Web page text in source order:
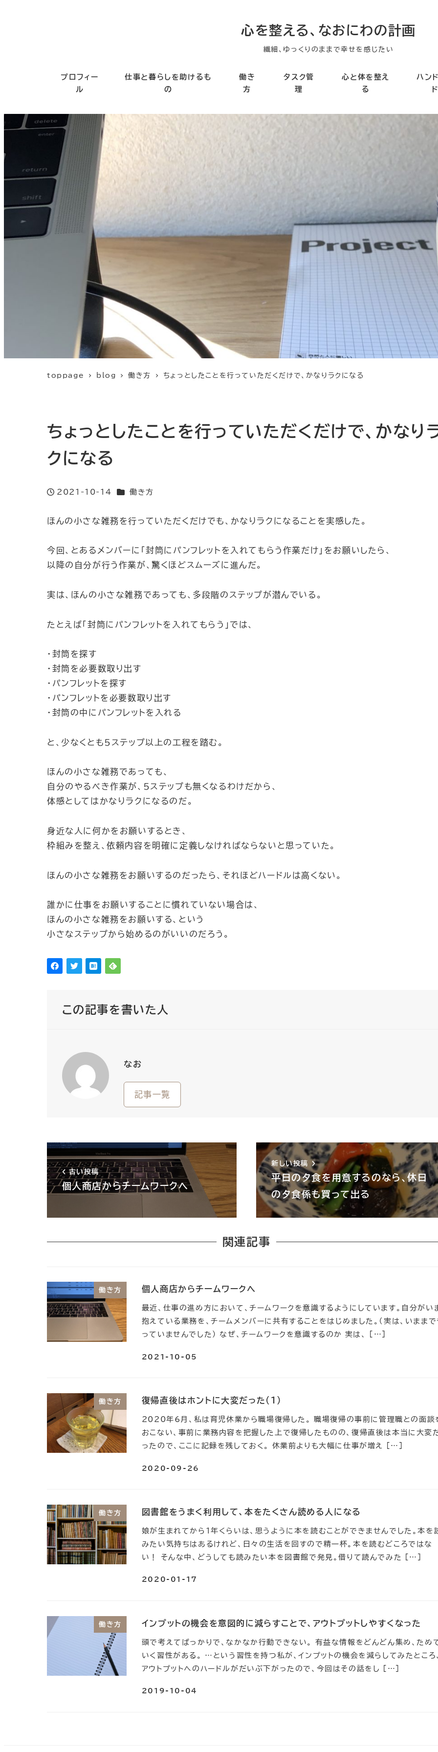
心を整える、なおにわの計画
繊細、ゆっくりのままで幸せを感じたい
プロフィー
ル
仕事と暮らしを助けるも
の
働き
方
タスク管
理
心と体を整え
る
ハン
toppage blog 働き方 ちょっとしたことを行っていただくだけで、かなりラクになる
ちょっとしたことを行っていただくだけで、かなり
クになる
投稿日
2021-10-14 カテゴリー
働き方
ほんの小さな雑務を行っていただくだけでも、かなりラクになることを実感した。
今回、とあるメンバーに「封筒にパンフレットを入れてもらう作業だけ」をお願いしたら、
以降の自分が行う作業が、驚くほどスムーズに進んだ。
実は、ほんの小さな雑務であっても、多段階のステップが潜んでいる。
たとえば「封筒にパンフレットを入れてもらう」では、
・封筒を探す
・封筒を必要数取り出す
・パンフレットを探す
・パンフレットを必要数取り出す
・封筒の中にパンフレットを入れる
と、少なくとも5ステップ以上の工程を踏む。
ほんの小さな雑務であっても、
自分のやるべき作業が、5ステップも無くなるわけだから、
体感としてはかなりラクになるのだ。
身近な人に何かをお願いするとき、
枠組みを整え、依頼内容を明確に定義しなければならないと思っていた。
ほんの小さな雑務をお願いするのだったら、それほどハードルは高くない。
誰かに仕事をお願いすることに慣れていない場合は、
ほんの小さな雑務をお願いする、という
小さなステップから始めるのがいいのだろう。
この記事を書いた人
なお
記事一覧
古い投稿
個人商店からチームワークへ
新しい投稿
平日の夕食を用意するのなら、休日
の夕食係も買って出る
関連記事
働き方 個人商店からチームワークへ
最近、仕事の進め方において、チームワークを意識するようにしています。自分がい
抱えている業務を、チームメンバーに共有することをはじめました。（実は、いまま
っていませんでした） なぜ、チームワークを意識するのか 実は、 […]
2021-10-05
働き方 復帰直後はホントに大変だった(１)
2020年6月、私は育児休業から職場復帰した。 職場復帰の事前に管理職との面談
おこない、事前に業務内容を把握した上で復帰したものの、復帰直後は本当に大変
ったので、ここに記録を残しておく。 休業前よりも大幅に仕事が増え […]
2020-09-26
働き方 図書館をうまく利用して、本をたくさん読める人になる
娘が生まれてから1年くらいは、思うように本を読むことができませんでした。本を
みたい気持ちはあるけれど、日々の生活を回すので精一杯。本を読むどころではな
い！ そんな中、どうしても読みたい本を図書館で発見。借りて読んでみた […]
2020-01-17
働き方 インプットの機会を意図的に減らすことで、アウトプットしやすくなった
頭で考えてばっかりで、なかなか行動できない。 有益な情報をどんどん集め、ため
いく習性がある。 …という習性を持つ私が、インプットの機会を減らしてみたところ
アウトプットへのハードルがだいぶ下がったので、今回はその話をし […]
2019-10-04